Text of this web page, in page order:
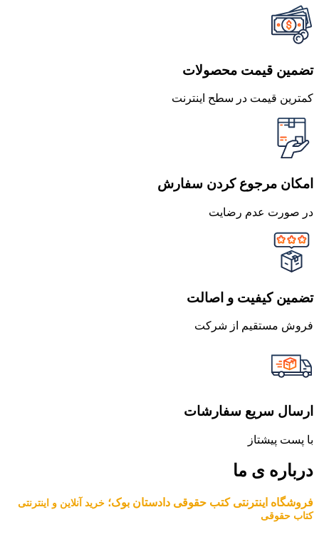
تضمین قیمت محصولات
کمترین قیمت در سطح اینترنت
امکان مرجوع کردن سفارش
در صورت عدم رضایت
تضمین کیفیت و اصالت
فروش مستقیم از شرکت
ارسال سریع سفارشات
با پست پیشتاز
درباره ی ما
فروشگاه اینترنتی کتب حقوقی دادستان بوک؛ خرید آنلاین و اینترنتی
کتاب حقوقی